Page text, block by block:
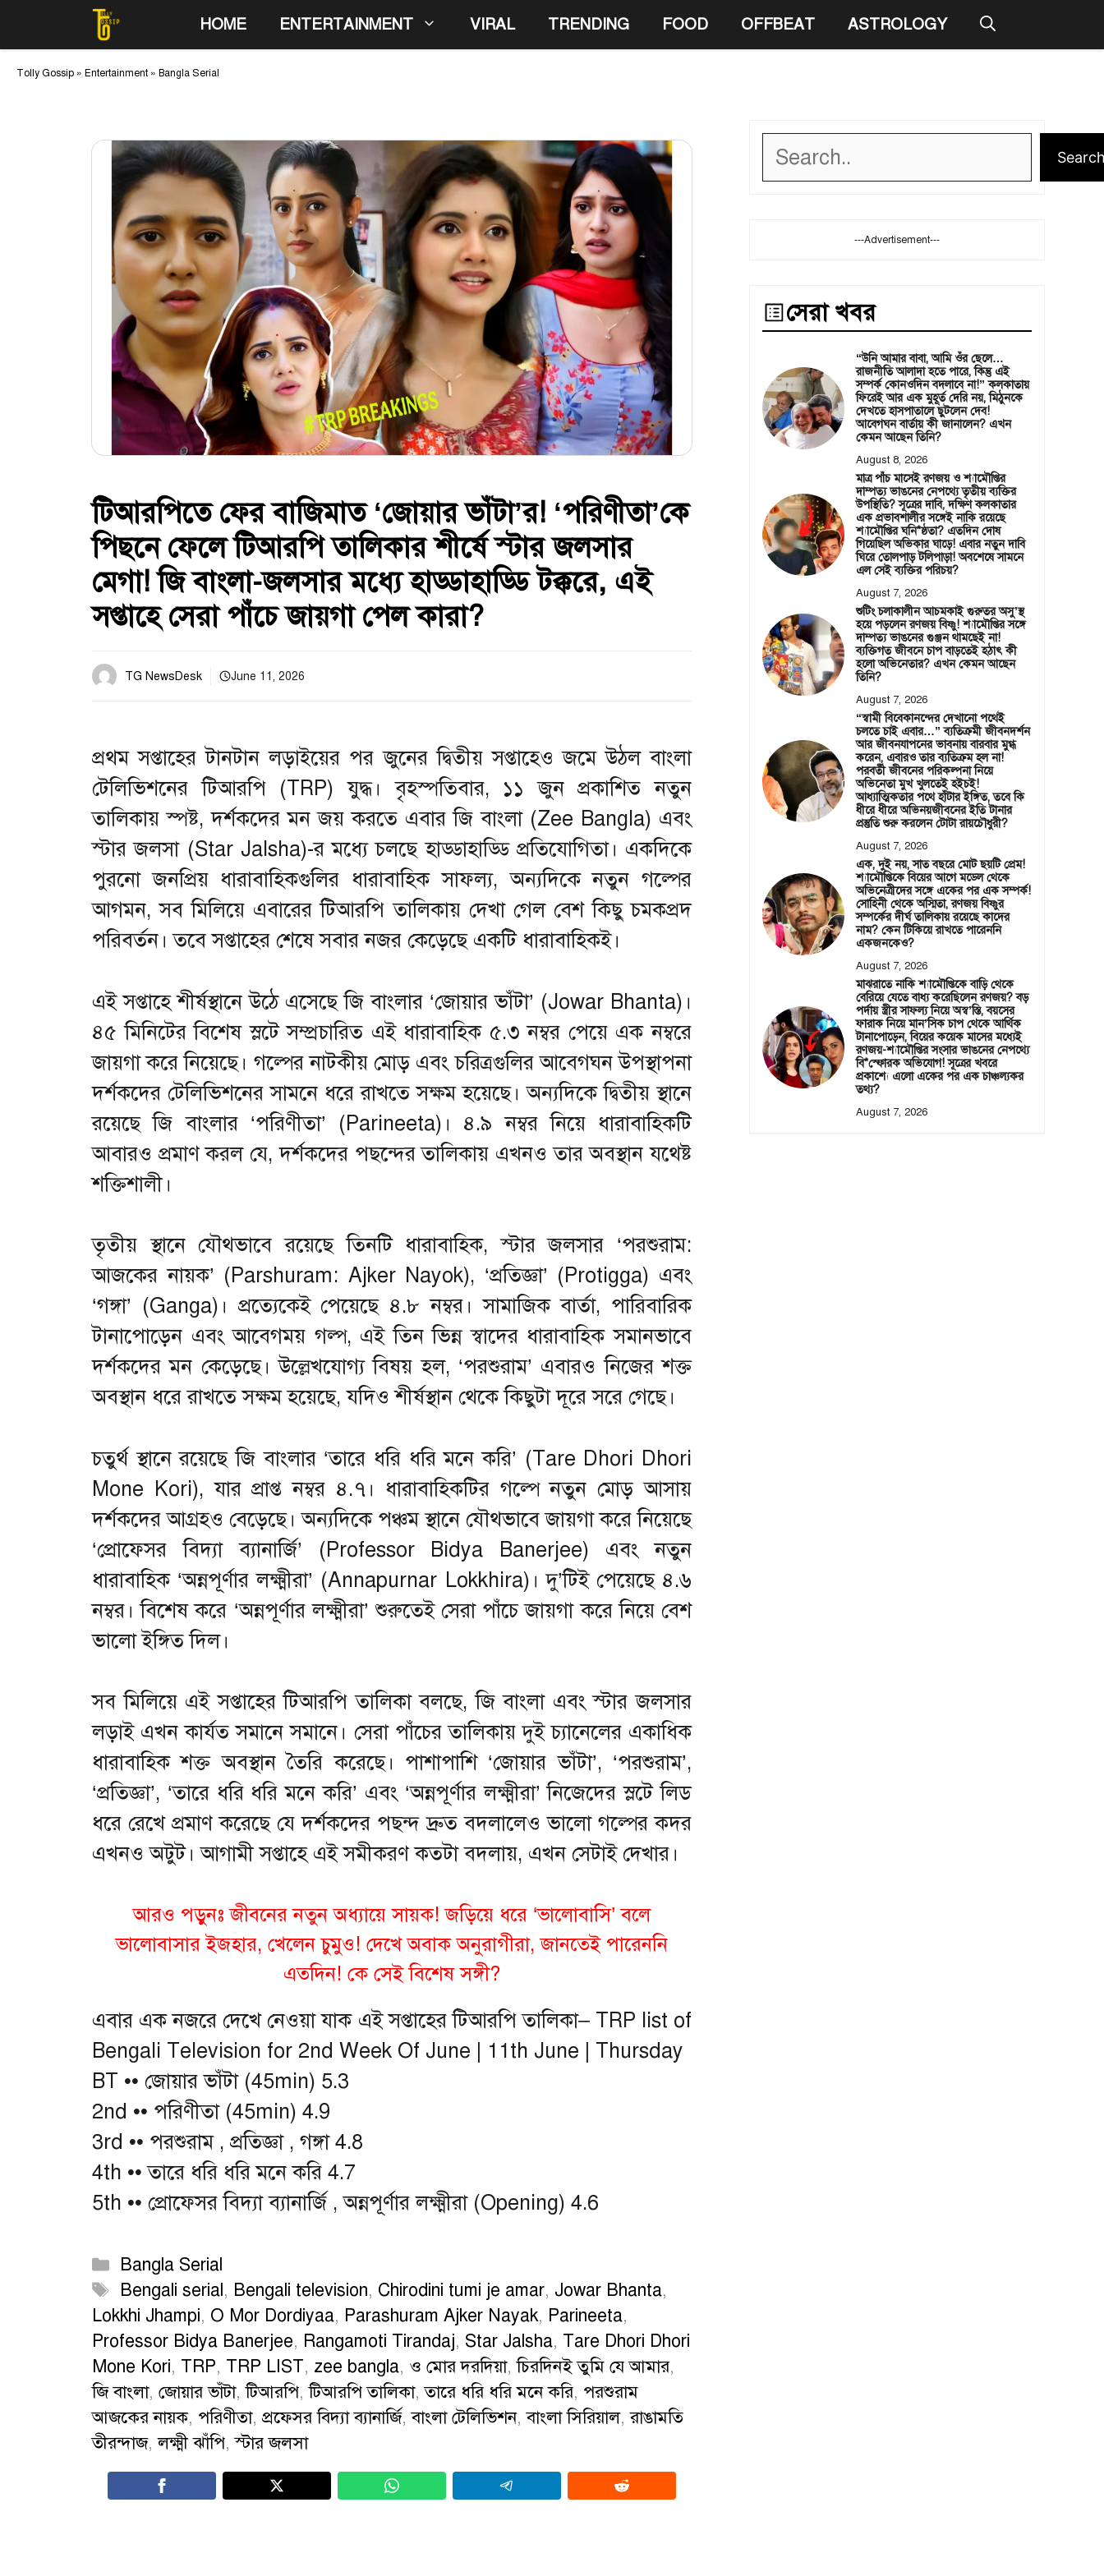
to
content
HOME ENTERTAINMENT VIRAL TRENDING FOOD OFFBEAT ASTROLOGY
Tolly Gossip » Entertainment » Bangla Serial
টিআরপিতে ফের বাজিমাত ‘জোয়ার ভাঁটা’র! ‘পরিণীতা’কে
পিছনে ফেলে টিআরপি তালিকার শীর্ষে স্টার জলসার
মেগা! জি বাংলা-জলসার মধ্যে হাড্ডাহাড্ডি টক্করে, এই
সপ্তাহে সেরা পাঁচে জায়গা পেল কারা?
TG NewsDesk June 11, 2026
প্রথম সপ্তাহের টানটান লড়াইয়ের পর জুনের দ্বিতীয় সপ্তাহেও জমে উঠল বাংলা
টেলিভিশনের টিআরপি (TRP) যুদ্ধ। বৃহস্পতিবার, ১১ জুন প্রকাশিত নতুন
তালিকায় স্পষ্ট, দর্শকদের মন জয় করতে এবার জি বাংলা (Zee Bangla) এবং
স্টার জলসা (Star Jalsha)-র মধ্যে চলছে হাড্ডাহাড্ডি প্রতিযোগিতা। একদিকে
পুরনো জনপ্রিয় ধারাবাহিকগুলির ধারাবাহিক সাফল্য, অন্যদিকে নতুন গল্পের
আগমন, সব মিলিয়ে এবারের টিআরপি তালিকায় দেখা গেল বেশ কিছু চমকপ্রদ
পরিবর্তন। তবে সপ্তাহের শেষে সবার নজর কেড়েছে একটি ধারাবাহিকই।
এই সপ্তাহে শীর্ষস্থানে উঠে এসেছে জি বাংলার ‘জোয়ার ভাঁটা’ (Jowar Bhanta)।
৪৫ মিনিটের বিশেষ স্লটে সম্প্রচারিত এই ধারাবাহিক ৫.৩ নম্বর পেয়ে এক নম্বরে
জায়গা করে নিয়েছে। গল্পের নাটকীয় মোড় এবং চরিত্রগুলির আবেগঘন উপস্থাপনা
দর্শকদের টেলিভিশনের সামনে ধরে রাখতে সক্ষম হয়েছে। অন্যদিকে দ্বিতীয় স্থানে
রয়েছে জি বাংলার ‘পরিণীতা’ (Parineeta)। ৪.৯ নম্বর নিয়ে ধারাবাহিকটি
আবারও প্রমাণ করল যে, দর্শকদের পছন্দের তালিকায় এখনও তার অবস্থান যথেষ্ট
শক্তিশালী।
তৃতীয় স্থানে যৌথভাবে রয়েছে তিনটি ধারাবাহিক, স্টার জলসার ‘পরশুরাম:
আজকের নায়ক’ (Parshuram: Ajker Nayok), ‘প্রতিজ্ঞা’ (Protigga) এবং
‘গঙ্গা’ (Ganga)। প্রত্যেকেই পেয়েছে ৪.৮ নম্বর। সামাজিক বার্তা, পারিবারিক
টানাপোড়েন এবং আবেগময় গল্প, এই তিন ভিন্ন স্বাদের ধারাবাহিক সমানভাবে
দর্শকদের মন কেড়েছে। উল্লেখযোগ্য বিষয় হল, ‘পরশুরাম’ এবারও নিজের শক্ত
অবস্থান ধরে রাখতে সক্ষম হয়েছে, যদিও শীর্ষস্থান থেকে কিছুটা দূরে সরে গেছে।
চতুর্থ স্থানে রয়েছে জি বাংলার ‘তারে ধরি ধরি মনে করি’ (Tare Dhori Dhori
Mone Kori), যার প্রাপ্ত নম্বর ৪.৭। ধারাবাহিকটির গল্পে নতুন মোড় আসায়
দর্শকদের আগ্রহও বেড়েছে। অন্যদিকে পঞ্চম স্থানে যৌথভাবে জায়গা করে নিয়েছে
‘প্রোফেসর বিদ্যা ব্যানার্জি’ (Professor Bidya Banerjee) এবং নতুন
ধারাবাহিক ‘অন্নপূর্ণার লক্ষ্মীরা’ (Annapurnar Lokkhira)। দু’টিই পেয়েছে ৪.৬
নম্বর। বিশেষ করে ‘অন্নপূর্ণার লক্ষ্মীরা’ শুরুতেই সেরা পাঁচে জায়গা করে নিয়ে বেশ
ভালো ইঙ্গিত দিল।
সব মিলিয়ে এই সপ্তাহের টিআরপি তালিকা বলছে, জি বাংলা এবং স্টার জলসার
লড়াই এখন কার্যত সমানে সমানে। সেরা পাঁচের তালিকায় দুই চ্যানেলের একাধিক
ধারাবাহিক শক্ত অবস্থান তৈরি করেছে। পাশাপাশি ‘জোয়ার ভাঁটা’, ‘পরশুরাম’,
‘প্রতিজ্ঞা’, ‘তারে ধরি ধরি মনে করি’ এবং ‘অন্নপূর্ণার লক্ষ্মীরা’ নিজেদের স্লটে লিড
ধরে রেখে প্রমাণ করেছে যে দর্শকদের পছন্দ দ্রুত বদলালেও ভালো গল্পের কদর
এখনও অটুট। আগামী সপ্তাহে এই সমীকরণ কতটা বদলায়, এখন সেটাই দেখার।
আরও পড়ুনঃজীবনের নতুন অধ্যায়ে সায়ক! জড়িয়ে ধরে ‘ভালোবাসি’ বলে
ভালোবাসার ইজহার, খেলেন চুমুও! দেখে অবাক অনুরাগীরা, জানতেই পারেননি
এতদিন! কে সেই বিশেষ সঙ্গী?
এবার এক নজরে দেখে নেওয়া যাক এই সপ্তাহের টিআরপি তালিকা– TRP list of
Bengali Television for 2nd Week Of June | 11th June | Thursday
BT •• জোয়ার ভাঁটা (45min) 5.3
2nd •• পরিণীতা (45min) 4.9
3rd •• পরশুরাম , প্রতিজ্ঞা , গঙ্গা 4.8
4th •• তারে ধরি ধরি মনে করি 4.7
5th •• প্রোফেসর বিদ্যা ব্যানার্জি , অন্নপূর্ণার লক্ষ্মীরা (Opening) 4.6
Categories
Bangla Serial
Tags
Bengali serial, Bengali television, Chirodini tumi je amar, Jowar Bhanta,
Lokkhi Jhampi, O Mor Dordiyaa, Parashuram Ajker Nayak, Parineeta,
Professor Bidya Banerjee, Rangamoti Tirandaj, Star Jalsha, Tare Dhori Dhori
Mone Kori, TRP, TRP LIST, zee bangla, ও মোর দরদিয়া,চিরদিনই তুমি যে আমার,
জি বাংলা, জোয়ার ভাঁটা,টিআরপি,টিআরপি তালিকা,তারে ধরি ধরি মনে করি, পরশুরাম
আজকের নায়ক, পরিণীতা, প্রফেসর বিদ্যা ব্যানার্জি,বাংলা টেলিভিশন,বাংলা সিরিয়াল,রাঙামতি
তীরন্দাজ,লক্ষ্মী ঝাঁপি,স্টার জলসা
Search
---Advertisement---
সেরা খবর
“উনি আমার বাবা, আমি ওঁর ছেলে…
রাজনীতি আলাদা হতে পারে, কিন্তু এই
সম্পর্ক কোনওদিন বদলাবে না!” কলকাতায়
ফিরেই আর এক মুহূর্ত দেরি নয়, মিঠুনকে
দেখতে হাসপাতালে ছুটলেন দেব!
আবেগঘন বার্তায় কী জানালেন? এখন
কেমন আছেন তিনি?
August 8, 2026
মাত্র পাঁচ মাসেই রণজয় ও শ্যামৌপ্তির
দাম্পত্য ভাঙনের নেপথ্যে তৃতীয় ব্যক্তির
উপস্থিতি? সূত্রের দাবি, দক্ষিণ কলকাতার
এক প্রভাবশালীর সঙ্গেই নাকি রয়েছে
শ্যামৌপ্তির ঘনি*ষ্ঠতা? এতদিন দোষ
গিয়েছিল অভিকার ঘাড়ে! এবার নতুন দাবি
ঘিরে তোলপাড় টলিপাড়া! অবশেষে সামনে
এল সেই ব্যক্তির পরিচয়?
August 7, 2026
শুটিং চলাকালীন আচমকাই গুরুতর অসু’স্থ
হয়ে পড়লেন রণজয় বিষ্ণু! শ্যামৌপ্তির সঙ্গে
দাম্পত্য ভাঙনের গুঞ্জন থামছেই না!
ব্যক্তিগত জীবনে চাপ বাড়তেই হঠাৎ কী
হলো অভিনেতার? এখন কেমন আছেন
তিনি?
August 7, 2026
“স্বামী বিবেকানন্দের দেখানো পথেই
চলতে চাই এবার…” ব্যতিক্রমী জীবনদর্শন
আর জীবনযাপনের ভাবনায় বারবার মুগ্ধ
করেন, এবারও তার ব্যতিক্রম হল না!
পরবর্তী জীবনের পরিকল্পনা নিয়ে
অভিনেতা মুখ খুলতেই হইচই!
আধ্যাত্মিকতার পথে হাঁটার ইঙ্গিত, তবে কি
ধীরে ধীরে অভিনয়জীবনের ইতি টানার
প্রস্তুতি শুরু করলেন টোটা রায়চৌধুরী?
August 7, 2026
এক, দুই নয়, সাত বছরে মোট ছয়টি প্রেম!
শ্যামৌপ্তিকে বিয়ের আগে মডেল থেকে
অভিনেত্রীদের সঙ্গে একের পর এক সম্পর্ক!
সোহিনী থেকে অস্মিতা, রণজয় বিষ্ণুর
সম্পর্কের দীর্ঘ তালিকায় রয়েছে কাদের
নাম? কেন টিকিয়ে রাখতে পারেননি
একজনকেও?
August 7, 2026
মাঝরাতে নাকি শ্যামৌপ্তিকে বাড়ি থেকে
বেরিয়ে যেতে বাধ্য করেছিলেন রণজয়? বড়
পর্দায় স্ত্রীর সাফল্য নিয়ে অস্ব’স্তি, বয়সের
ফারাক নিয়ে মান’সিক চাপ থেকে আর্থিক
টানাপোড়েন, বিয়ের কয়েক মাসের মধ্যেই
রণজয়-শ্যামৌপ্তির সংসার ভাঙনের নেপথ্যে
বি*স্ফোরক অভিযোগ! সূত্রের খবরে
প্রকাশ্যে এলো একের পর এক চাঞ্চল্যকর
তথ্য?
August 7, 2026